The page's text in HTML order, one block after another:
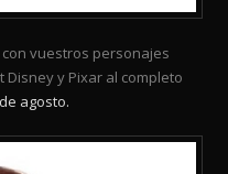
vuestros personajes
y Pixar al completo
agosto.